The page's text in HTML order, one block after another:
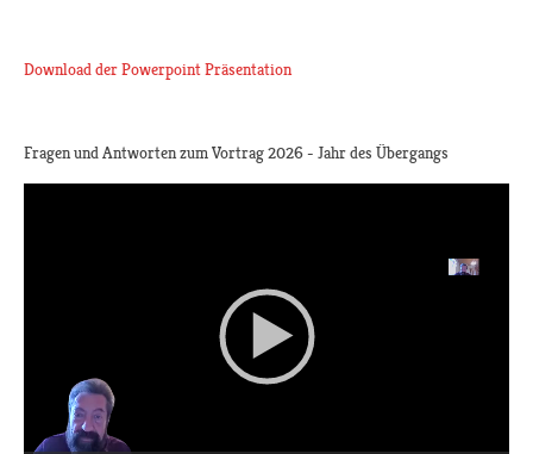
Download der Powerpoint Präsentation
Fragen und Antworten zum Vortrag 2026 - Jahr des Übergangs